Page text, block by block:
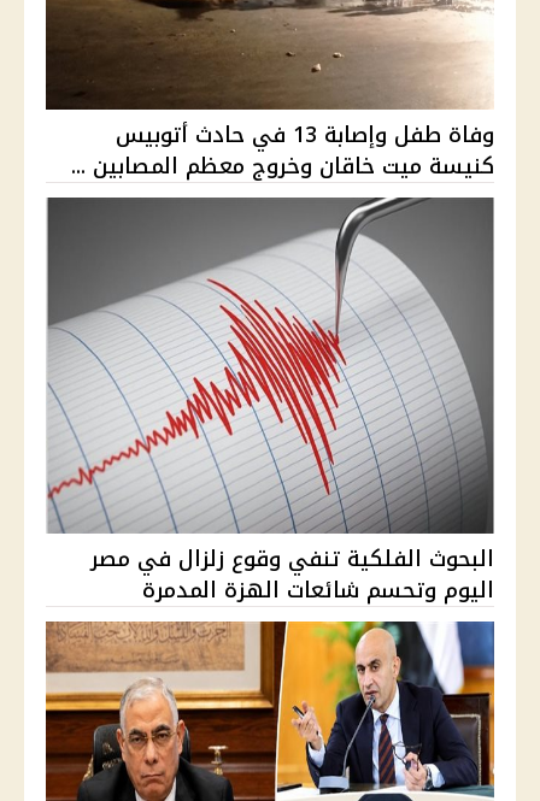
وفاة طفل وإصابة 13 في حادث أتوبيس
كنيسة ميت خاقان وخروج معظم المصابين ...
البحوث الفلكية تنفي وقوع زلزال في مصر
اليوم وتحسم شائعات الهزة المدمرة